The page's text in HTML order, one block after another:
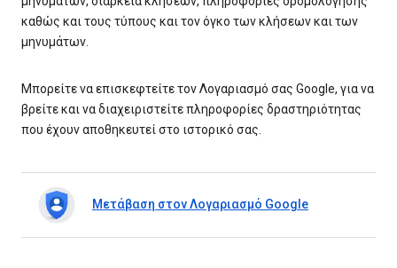
καθώς και τους τύπους και τον όγκο των κλήσεων και των
μηνυμάτων.
Μπορείτε να επισκεφτείτε τον Λογαριασμό σας Google, για να
βρείτε και να διαχειριστείτε πληροφορίες δραστηριότητας
που έχουν αποθηκευτεί στο ιστορικό σας.
Μετάβαση στον Λογαριασμό Google